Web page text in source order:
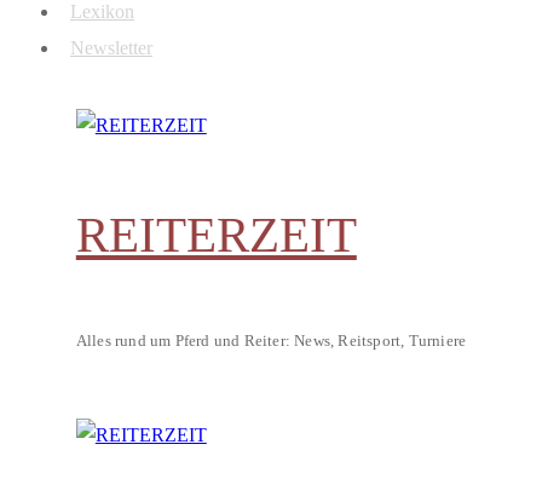
Lexikon
Newsletter
REITERZEIT
Alles rund um Pferd und Reiter: News, Reitsport, Turniere